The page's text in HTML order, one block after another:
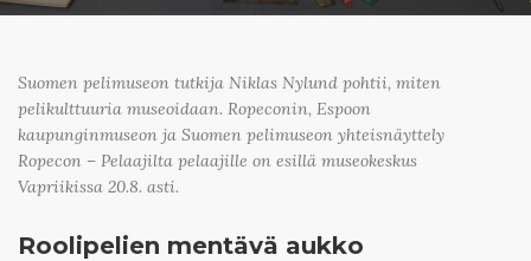
Suomen pelimuseon tutkija Niklas Nylund pohtii, miten
pelikulttuuria museoidaan. Ropeconin, Espoon
kaupunginmuseon ja Suomen pelimuseon yhteisnäyttely
Ropecon – Pelaajilta pelaajille on esillä museokeskus
Vapriikissa 20.8. asti.
Roolipelien mentävä aukko